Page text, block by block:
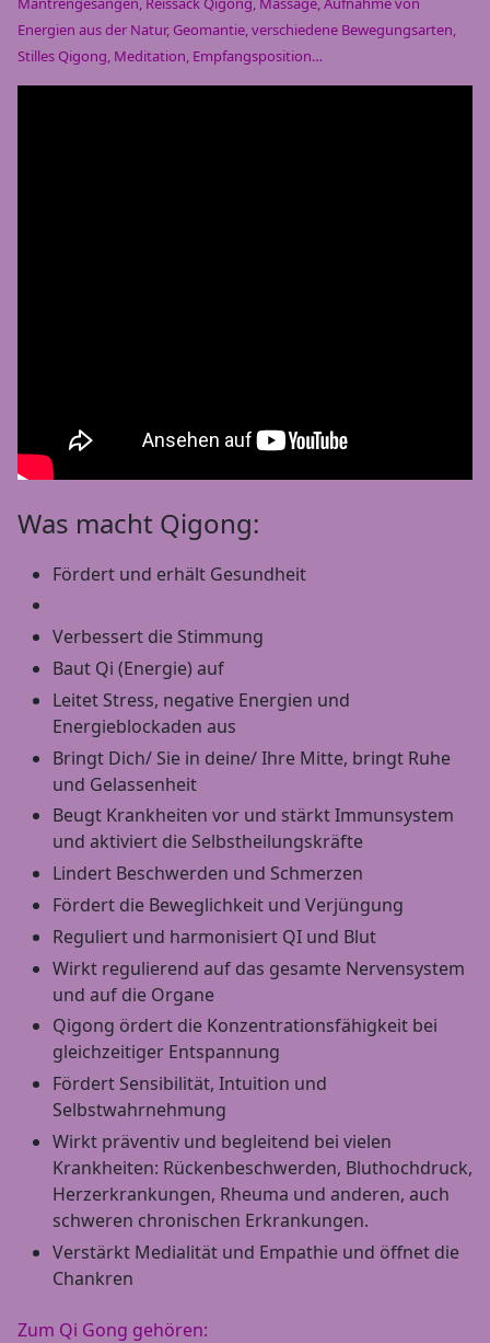
Energien aus der Natur, Geomantie, verschiedene Bewegungsarten,
Stilles Qigong, Meditation, Empfangsposition…
Was macht Qigong:
Fördert und erhält Gesundheit
Verbessert die Stimmung
Baut Qi (Energie) auf
Leitet Stress, negative Energien und
Energieblockaden aus
Bringt Dich/ Sie in deine/ Ihre Mitte, bringt Ruhe
und Gelassenheit
Beugt Krankheiten vor und stärkt Immunsystem
und aktiviert die Selbstheilungskräfte
Lindert Beschwerden und Schmerzen
Fördert die Beweglichkeit und Verjüngung
Reguliert und harmonisiert QI und Blut
Wirkt regulierend auf das gesamte Nervensystem
und auf die Organe
Qigong ördert die Konzentrationsfähigkeit bei
gleichzeitiger Entspannung
Fördert Sensibilität, Intuition und
Selbstwahrnehmung
Wirkt präventiv und begleitend bei vielen
Krankheiten: Rückenbeschwerden, Bluthochdruck,
Herzerkrankungen, Rheuma und anderen, auch
schweren chronischen Erkrankungen.
Verstärkt Medialität und Empathie und öffnet die
Chankren
Zum Qi Gong gehören: